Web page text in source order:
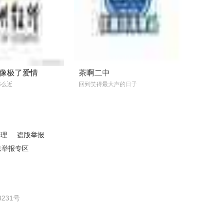
极了爱情
近
茶啊二中
回到笑得最大声的日子
盗版举报
报专区
号